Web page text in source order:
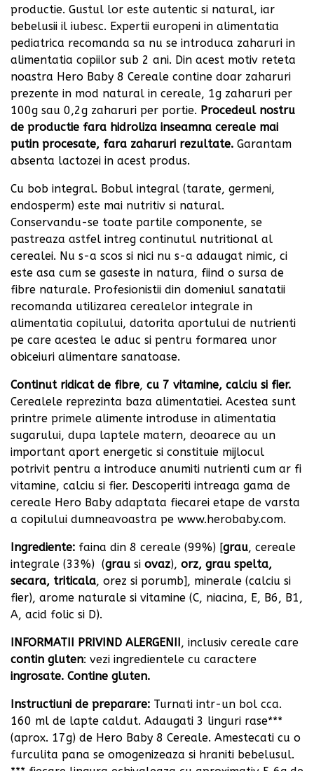
productie. Gustul lor este autentic si natural, iar
bebelusii il iubesc. Expertii europeni in alimentatia
pediatrica recomanda sa nu se introduca zaharuri in
alimentatia copiilor sub 2 ani. Din acest motiv reteta
noastra Hero Baby 8 Cereale contine doar zaharuri
prezente in mod natural in cereale, 1g zaharuri per
100g sau 0,2g zaharuri per portie. Procedeul nostru
de productie fara hidroliza inseamna cereale mai
putin procesate, fara zaharuri rezultate. Garantam
absenta lactozei in acest produs.
Cu bob integral. Bobul integral (tarate, germeni,
endosperm) este mai nutritiv si natural.
Conservandu-se toate partile componente, se
pastreaza astfel intreg continutul nutritional al
cerealei. Nu s-a scos si nici nu s-a adaugat nimic, ci
este asa cum se gaseste in natura, fiind o sursa de
fibre naturale. Profesionistii din domeniul sanatatii
recomanda utilizarea cerealelor integrale in
alimentatia copilului, datorita aportului de nutrienti
pe care acestea le aduc si pentru formarea unor
obiceiuri alimentare sanatoase.
Continut ridicat de fibre, cu 7 vitamine, calciu si fier.
Cerealele reprezinta baza alimentatiei. Acestea sunt
printre primele alimente introduse in alimentatia
sugarului, dupa laptele matern, deoarece au un
important aport energetic si constituie mijlocul
potrivit pentru a introduce anumiti nutrienti cum ar fi
vitamine, calciu si fier. Descoperiti intreaga gama de
cereale Hero Baby adaptata fiecarei etape de varsta
a copilului dumneavoastra pe www.herobaby.com.
Ingrediente: faina din 8 cereale (99%) [grau, cereale
integrale (33%) (grau si ovaz), orz, grau spelta,
secara, triticala, orez si porumb], minerale (calciu si
fier), arome naturale si vitamine (C, niacina, E, B6, B1,
A, acid folic si D). ­
INFORMATII PRIVIND ALERGENII, inclusiv cereale care
contin gluten: vezi ingredientele cu caractere
ingrosate. Contine gluten.
Instructiuni de preparare: Turnati intr-un bol cca.
160 ml de lapte caldut. Adaugati 3 linguri rase***
(aprox. 17g) de Hero Baby 8 Cereale. Amestecati cu o
furculita pana se omogenizeaza si hraniti bebelusul.